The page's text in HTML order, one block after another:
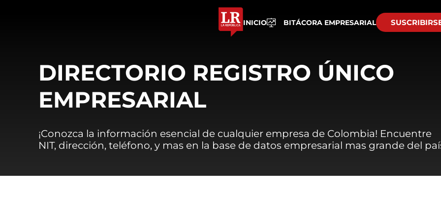
INICIO BITÁCORA EMPRESARIAL
DIRECTORIO REGISTRO ÚNICO
EMPRESARIAL
¡Conozca la información esencial de cualquier empresa de Colombia! Encuentre
NIT, dirección, teléfono, y mas en la base de datos empresarial mas grande del